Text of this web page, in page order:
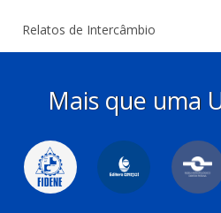
Relatos de Intercâmbio
Mais que uma